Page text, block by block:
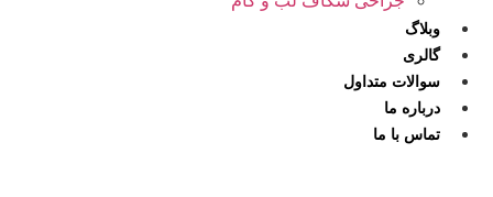
وبلاگ
گالری
سوالات متداول
درباره ما
تماس با ما